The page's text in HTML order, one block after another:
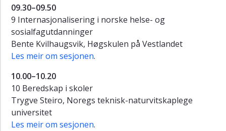
09.30–09.50
9 Internasjonalisering i norske helse- og
sosialfagutdanninger
Bente Kvilhaugsvik, Høgskulen på Vestlandet
Les meir om sesjonen.
10.00–10.20
10 Beredskap i skoler
Trygve Steiro, Noregs teknisk-naturvitskaplege
universitet
Les meir om sesjonen.